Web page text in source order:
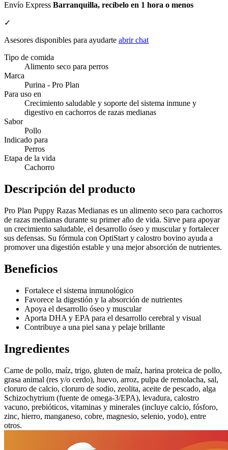
Envío Express Barranquilla, recíbelo en 1 hora o menos
✓
Asesores disponibles para ayudarte abrir chat
Tipo de comida
Alimento seco para perros
Marca
Purina - Pro Plan
Para uso en
Crecimiento saludable y soporte del sistema inmune y
digestivo en cachorros de razas medianas
Sabor
Pollo
Indicado para
Perros
Etapa de la vida
Cachorro
Descripción del producto
Pro Plan Puppy Razas Medianas es un alimento seco para cachorros
de razas medianas durante su primer año de vida. Sirve para apoyar
un crecimiento saludable, el desarrollo óseo y muscular y fortalecer
sus defensas. Su fórmula con OptiStart y calostro bovino ayuda a
promover una digestión estable y una mejor absorción de nutrientes.
Beneficios
Fortalece el sistema inmunológico
Favorece la digestión y la absorción de nutrientes
Apoya el desarrollo óseo y muscular
Aporta DHA y EPA para el desarrollo cerebral y visual
Contribuye a una piel sana y pelaje brillante
Ingredientes
Carne de pollo, maíz, trigo, gluten de maíz, harina proteica de pollo,
grasa animal (res y/o cerdo), huevo, arroz, pulpa de remolacha, sal,
cloruro de calcio, cloruro de sodio, zeolita, aceite de pescado, alga
Schizochytrium (fuente de omega-3/EPA), levadura, calostro
vacuno, prebióticos, vitaminas y minerales (incluye calcio, fósforo,
zinc, hierro, manganeso, cobre, magnesio, selenio, yodo), entre
otros.